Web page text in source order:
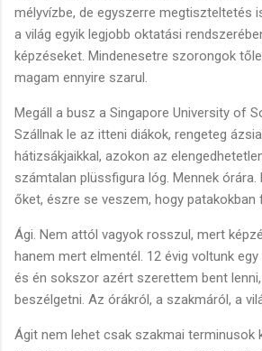
mélyvízbe, de egyszerre megtiszteltetés
a világ egyik legjobb oktatási
képzéseket. Mindenesetre szorongok
magam ennyire szarul.
Megáll a busz a Singapore University of
Szállnak le az itteni diákok, rengeteg
hátizsákjaikkal, azokon az
számtalan plüssfigura lóg. Mennek órára.
őket, észre se veszem, hogy patakokban
Ági. Nem attól vagyok rosszul, mert
hanem mert elmentél. 12 évig voltunk egy
és én sokszor azért szerettem bent
beszélgetni. Az órákról, a szakmáról, a
Ágit nem lehet csak szakmai terminusok